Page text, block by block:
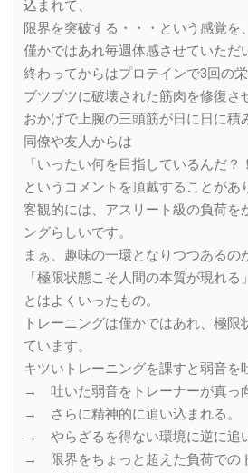
込まれて、
限界を突破する・・・という感覚を、
僅かではあれ毎週体感させていただ
終わってからはプロテインで3回の栄
ブツブツに破壊された筋肉を修復さ
おかげで上腕の三頭筋が日に日に積
同僚や友人からは
「いったい何を目指しているんだ？
というコメントを頂戴することがあ
客観的には、アスリート級の負荷を
ングらしいです。
まぁ、趣味の一環となりつつあるの
「極限状態こそ人間の本質が現れる」
とはよくいったもの。
トレーニングは僅かではあれ、極
ています。
キツいトレーニングを課すと弱音を
→ 吐いた弱音をトレーナーが真っ
→ さらに精神的に追い込まれる。
→ やらざるを得ない環境に逆に追
→ 限界をちょっと超えた負荷での